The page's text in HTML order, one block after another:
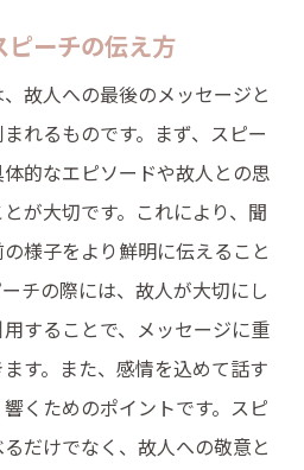
ーチの伝え方
故人への最後のメッセージと
れるものです。まず、スピー
的なエピソードや故人との思
が大切です。これにより、聞
様子をより鮮明に伝えること
チの際には、故人が大切にし
することで、メッセージに重
す。また、感情を込めて話す
くためのポイントです。スピ
だけでなく、故人への敬意と